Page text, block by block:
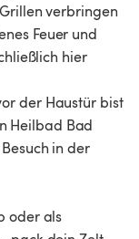
verbringen
Feuer und
hier
der Haustür bist
Heilbad Bad
in der
oder als